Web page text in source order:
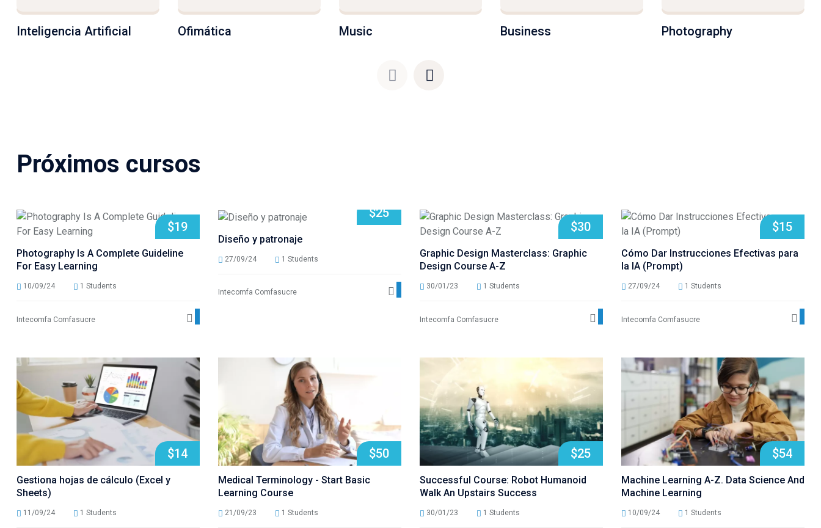
Ofimática Music Business Photography Inteligencia Artificial
Salta [Molab] Course Filter
Próximos cursos
$19
Photography Is A Complete Guideline
For Easy Learning
10/09/24 1 Students
Intecomfa Comfasucre
$25
Diseño y patronaje
27/09/24 1 Students
Intecomfa Comfasucre Ver detalles
$30
Graphic Design Masterclass: Graphic
Design Course A-Z
30/01/23 1 Students
Intecomfa Comfasucre Ver detalles
$15
Cómo Dar Instrucciones Efectivas para
la IA (Prompt)
27/09/24 1 Students
Intecomfa Comfasucre
$14
Gestiona hojas de cálculo (Excel y
Sheets)
11/09/24 1 Students
$50
Medical Terminology - Start Basic
Learning Course
21/09/23 1 Students
$25
Successful Course: Robot Humanoid
Walk An Upstairs Success
30/01/23 1 Students
$54
Machine Learning A-Z. Data Science And
Machine Learning
10/09/24 1 Students